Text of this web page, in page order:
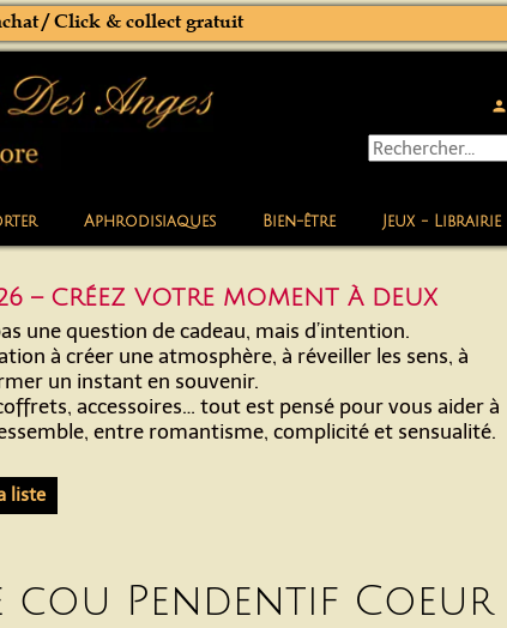
Aphrodisiaques Bien-être Jeux - Librairie
person
/ Click & collect gratuit
– CRÉEZ VOTRE MOMENT À DEUX
une question de cadeau, mais d’intention.
à créer une atmosphère, à réveiller les sens, à
un instant en souvenir.
accessoires… tout est pensé pour vous aider à
entre romantisme, complicité et sensualité.
liste
cou Pendentif Coeur